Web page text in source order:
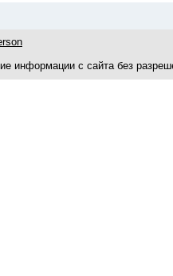
информации с сайта без